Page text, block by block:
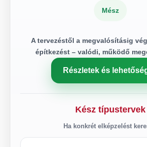
Mész
A tervezéstől a megvalósításig
építkezést – valódi, működő
Részletek és
Kész típustervek
Ha konkrét elképzelést